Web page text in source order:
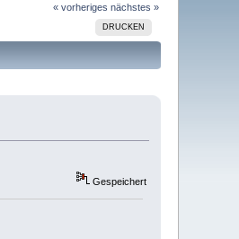
« vorheriges nächstes »
DRUCKEN
Gespeichert